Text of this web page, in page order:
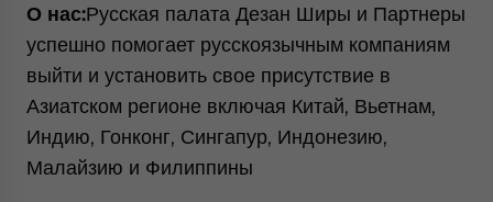
О нас:Русская палата Дезан Ширы и Партнеры
успешно помогает русскоязычным компаниям
выйти и установить свое присутствие в
Азиатском регионе включая Китай, Вьетнам,
Индию, Гонконг, Сингапур, Индонезию,
Малайзию и Филиппины